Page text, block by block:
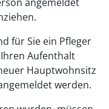
für Sie ein Pfleger
Aufenthalt
Hauptwohnsitz
werden.